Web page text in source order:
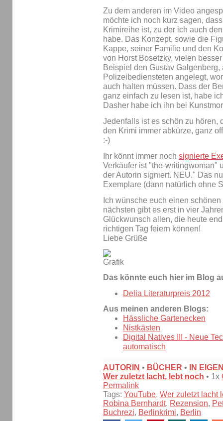
Zu dem anderen im Video
möchte ich noch kurz sagen,
Krimireihe ist, zu der ich auch
habe. Das Konzept, sowie die
Kappe, seiner Familie und den
von Horst Bosetzky, vielen
Beispiel den Gustav
Polizeibediensteten angelegt,
auch halten müssen. Dass der
ganz einfach zu lesen ist, habe
Dasher habe ich ihn bei
Jedenfalls ist es schön zu hören,
den Krimi immer abkürze, ganz
:-)
Ihr könnt immer noch signierte
Verkäufer ist "the-writingwoman"
der Autorin signiert. NEU." Das
Exemplare (dann natürlich ohne
Ich wünsche euch einen schönen
nächsten gibt es erst in vier
Glückwunsch allen, die heute
richtigen Tag feiern können!
Liebe Grüße
Das könnte euch hier im Blog
Delia Literaturpreis 2012
Aus meinen anderen Blogs:
Hässliche Gartenecken
Nistkästen
Digital Natives III - Neue
automatisch
AUTORIN • BÜCHER •
IN
Wer zuletzt lacht, lebt noch • 1x
Permalink
Tags: YouTube, Wer zuletzt lacht
Robina Bernhardt, Rezension,
Buchrezi, Berlinkrimi, Berlin